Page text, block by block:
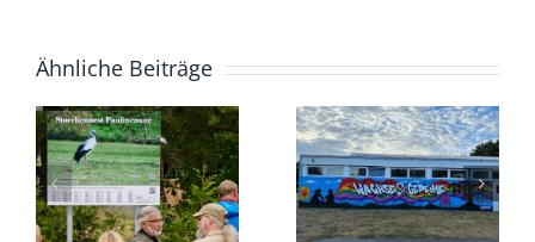
Ähnliche Beiträge